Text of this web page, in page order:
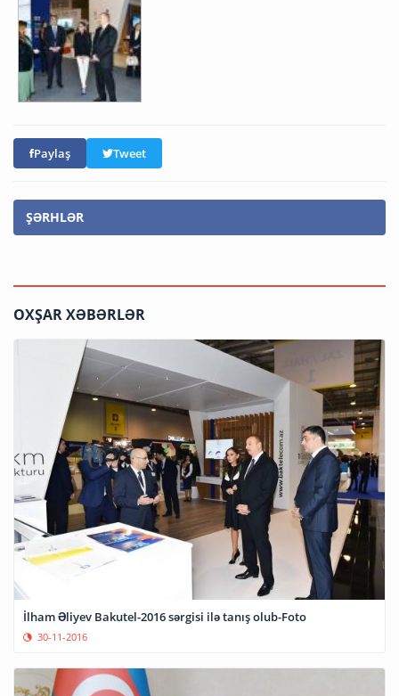
Paylaş Tweet
ŞƏRHLƏR
OXŞAR XƏBƏRLƏR
İlham Əliyev Bakutel-2016 sərgisi ilə tanış olub-Foto
30-11-2016